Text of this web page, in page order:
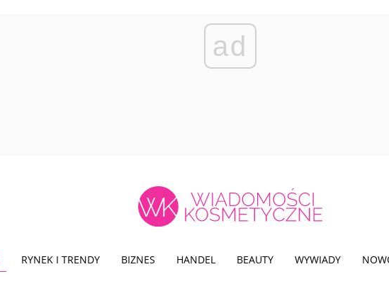
ad
RYNEK I TRENDY BIZNES HANDEL BEAUTY WYWIADY